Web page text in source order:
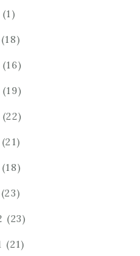
(1)
(18)
(16)
(19)
(22)
(21)
(18)
(23)
(23)
(21)